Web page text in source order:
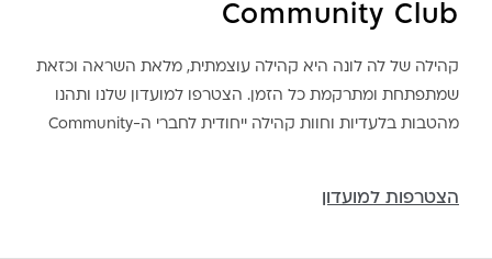
Community Club
קהילה של לה לונה היא קהילה עוצמתית, מלאת השראה וכזאת
שמתפתחת ומתרקמת כל הזמן. הצטרפו למועדון שלנו ותהנו
מהטבות בלעדיות וחוות קהילה ייחודית לחברי ה-Community
הצטרפות למועדון